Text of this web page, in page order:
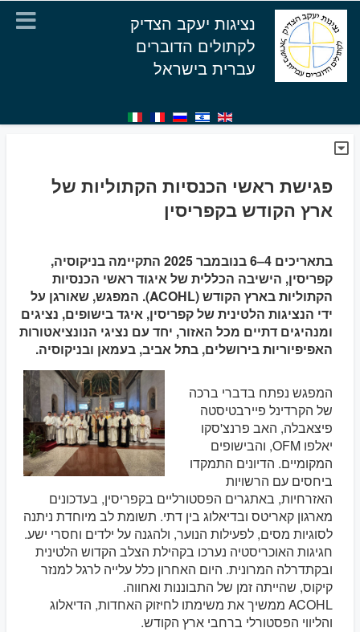
נציגות יעקב הצדיק
לקתולים הדוברים
עברית בישראל
פגישת ראשי הכנסיות הקתוליות של
ארץ הקודש בקפריסין
בתאריכים 4–6 בנובמבר 2025 התקיימה בניקוסיה,
קפריסין, הישיבה הכללית של איגוד ראשי הכנסיות
הקתוליות בארץ הקודש (ACOHL). המפגש, שאורגן על
ידי הנציגות הלטינית של קפריסין, איגד בישופים, נציגים
ומנהיגים דתיים מכל האזור, יחד עם נציגי הנונציאטורות
האפיפיוריות בירושלים, בתל אביב, בעמאן ובניקוסיה.
המפגש נפתח בדברי ברכה
של הקרדינל פיירבטיסטה
פיצאבלה, האב פרנצ'סקו
יאלפו OFM, והבישופים
המקומיים. הדיונים התמקדו
ביחסים עם הרשויות
האזרחיות, באתגרים הפסטורליים בקפריסין, בעדכונים
מארגון קאריטס ובדיאלוג בין דתי. תשומת לב מיוחדת ניתנה
לסוגיות מסים, לפעילות הנוער, ולהגנה על ילדים וחסרי ישע.
חגיגות האוכריסטיה נערכו בקהילת הצלב הקדוש הלטינית
ובקתדרלה המרונית. היום האחרון כלל עלייה לרגל למנזר
קיקוס, שהייתה זמן של התבוננות ואחווה.
ACOHL ממשיך את משימתו לחיזוק האחדות, הדיאלוג
והליווי הפסטורלי ברחבי ארץ הקודש.